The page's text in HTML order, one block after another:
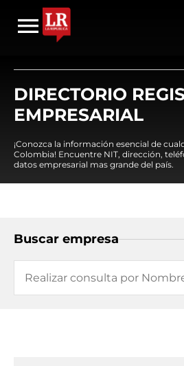
DIRECTORIO
EMPRESARIAL
¡Conozca la información esencial de
Colombia! Encuentre NIT, dirección,
datos empresarial mas grande del país.
Buscar empresa